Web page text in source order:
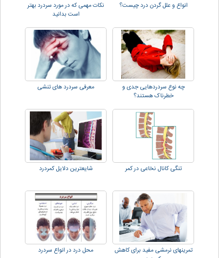
انواع و علل گردن درد چیست؟
نکات مهمی که در مورد سردرد بهتر
است بدانید
چه نوع سردردهایی جدی و
خطرناک هستند؟
معرفی سردرد های تنشی
تنگی کانال نخاعی در کمر شایعترین دلایل کمردرد
تمرینهای نرمشی مفید برای کاهش
محل درد در انواع سردرد